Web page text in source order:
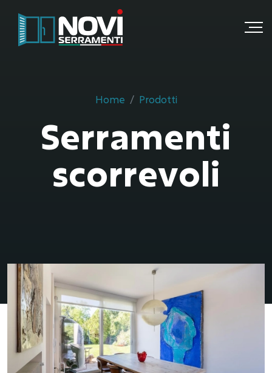
Home Prodotti
Serramenti
scorrevoli